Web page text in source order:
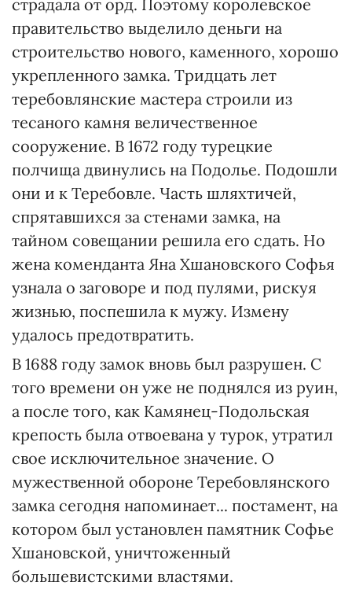
страдала от орд. Поэтому королевское
правительство выделило деньги на
строительство нового, каменного, хорошо
укрепленного замка. Тридцать лет
теребовлянские мастера строили из
тесаного камня величественное
сооружение. В 1672 году турецкие
полчища двинулись на Подолье. Подошли
они и к Теребовле. Часть шляхтичей,
спрятавшихся за стенами замка, на
тайном совещании решила его сдать. Но
жена коменданта Яна Хшановского Софья
узнала о заговоре и под пулями, рискуя
жизнью, поспешила к мужу. Измену
удалось предотвратить.
В 1688 году замок вновь был разрушен. С
того времени он уже не поднялся из руин,
а после того, как Камянец-Подольская
крепость была отвоевана у турок, утратил
свое исключительное значение. О
мужественной обороне Теребовлянского
замка сегодня напоминает... постамент, на
котором был установлен памятник Софье
Хшановской, уничтоженный
большевистскими властями.